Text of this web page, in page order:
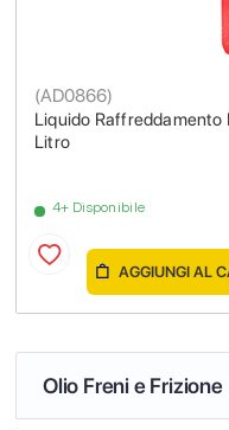
Liquido Raffreddamento
Litro
(AD0866)
4+ Disponibile
AGGIUNGI AL
Olio Freni e Frizione